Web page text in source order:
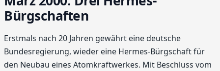
Bürgschaften
Erstmals nach 20 Jahren gewährt eine deutsche
Bundesregierung, wieder eine Hermes-Bürgschaft für
den Neubau eines Atomkraftwerkes. Mit Beschluss vom